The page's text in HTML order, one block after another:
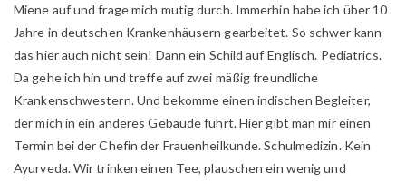
Miene auf und frage mich mutig durch. Immerhin habe ich über 10
Jahre in deutschen Krankenhäusern gearbeitet. So schwer kann
das hier auch nicht sein! Dann ein Schild auf Englisch. Pediatrics.
Da gehe ich hin und treffe auf zwei mäßig freundliche
Krankenschwestern. Und bekomme einen indischen Begleiter,
der mich in ein anderes Gebäude führt. Hier gibt man mir einen
Termin bei der Chefin der Frauenheilkunde. Schulmedizin. Kein
Ayurveda. Wir trinken einen Tee, plauschen ein wenig und